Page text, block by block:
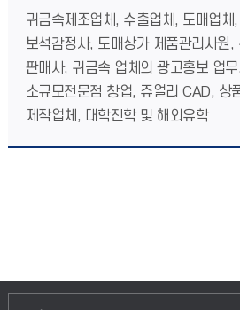
귀금속제조업체, 수출업체, 도매업체
보석감정사, 도매상가 제품관리사원,
판매사, 귀금속 업체의 광고홍보 업
소규모전문점 창업, 쥬얼리 CAD, 상
제작업체, 대학진학 및 해외유학